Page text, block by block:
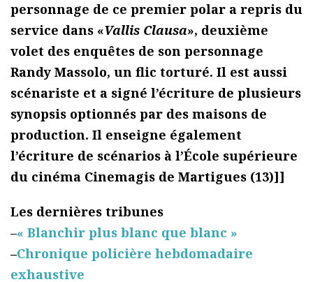
personnage de ce premier polar a repris du
service dans «Vallis Clausa», deuxième
volet des enquêtes de son personnage
Randy Massolo, un flic torturé. Il est aussi
scénariste et a signé l’écriture de plusieurs
synopsis optionnés par des maisons de
production. Il enseigne également
l’écriture de scénarios à l’École supérieure
du cinéma Cinemagis de Martigues (13)]]
Les dernières tribunes
–« Blanchir plus blanc que blanc »
–Chronique policière hebdomadaire
exhaustive